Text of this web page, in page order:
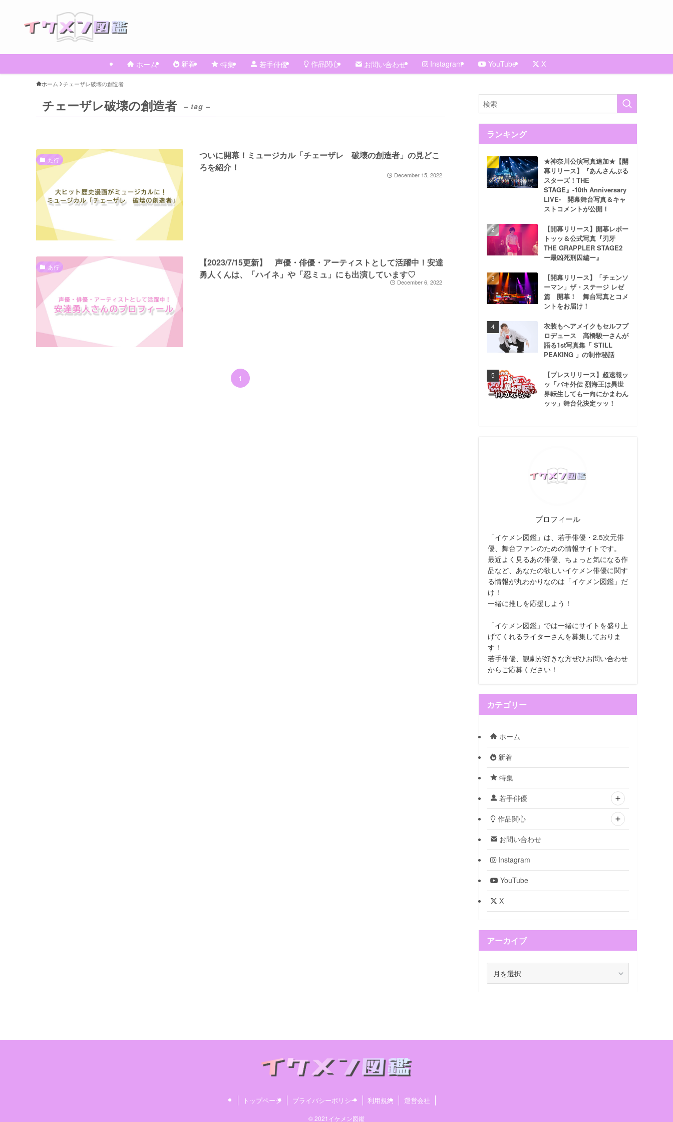
ホーム 新着 特集 若手俳優 作品関心 お問い合わせ Instagram YouTube X
ホーム チェーザレ破壊の創造者
チェーザレ破壊の創造者 – tag –
た行
ついに開幕！ミュージカル「チェーザレ 破壊の創造者」の見どこ
ろを紹介！
December 15, 2022
あ行
【2023/7/15更新】 声優・俳優・アーティストとして活躍中！安達
勇人くんは、「ハイネ」や「忍ミュ」にも出演しています♡
December 6, 2022
1
ランキング
★神奈川公演写真追加★【開
幕リリース】『あんさんぶる
スターズ！THE
STAGE』-10th Anniversary
LIVE- 開幕舞台写真＆キャ
ストコメントが公開！
【開幕リリース】開幕レポー
トッッ＆公式写真『刃牙
THE GRAPPLER STAGE2
ー最凶死刑囚編ー』
【開幕リリース】「チェンソ
ーマン」ザ・ステージ レゼ
篇 開幕！ 舞台写真とコメ
ントをお届け！
衣装もヘアメイクもセルフプ
ロデュース 高橋駿一さんが
語る1st写真集「 STILL
PEAKING 」の制作秘話
【プレスリリース】超速報ッ
ッ「バキ外伝 烈海王は異世
界転生しても一向にかまわん
ッッ」舞台化決定ッッ！
プロフィール
「イケメン図鑑」は、若手俳優・2.5次元俳
優、舞台ファンのための情報サイトです。
最近よく見るあの俳優、ちょっと気になる作
品など、あなたの欲しいイケメン俳優に関す
る情報が丸わかりなのは「イケメン図鑑」だ
け！
一緒に推しを応援しよう！
「イケメン図鑑」では一緒にサイトを盛り上
げてくれるライターさんを募集しておりま
す！
若手俳優、観劇が好きな方ぜひお問い合わせ
からご応募ください！
カテゴリー
ホーム
新着
特集
若手俳優
作品関心
お問い合わせ
Instagram
YouTube
X
アーカイブ
トップページ プライバシーポリシー 利用規約 運営会社
© 2021イケメン図鑑